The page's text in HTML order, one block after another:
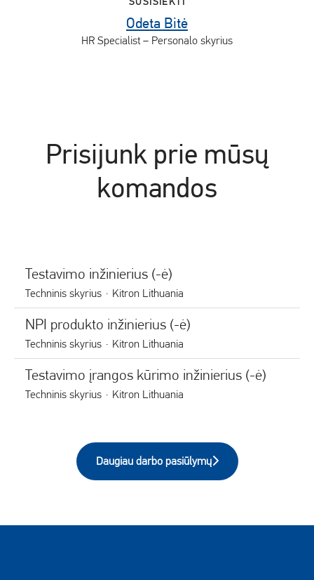
Odeta Bitė
HR Specialist – Personalo skyrius
Prisijunk prie mūsų
komandos
Testavimo inžinierius (-ė)
Techninis skyrius · Kitron Lithuania
NPI produkto inžinierius (-ė)
Techninis skyrius · Kitron Lithuania
Testavimo įrangos kūrimo inžinierius (-ė)
Techninis skyrius · Kitron Lithuania
Daugiau darbo pasiūlymų